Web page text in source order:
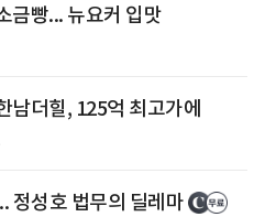
금빵... 뉴요커 입맛
남더힐, 125억 최고가에
정성호 법무의 딜레마